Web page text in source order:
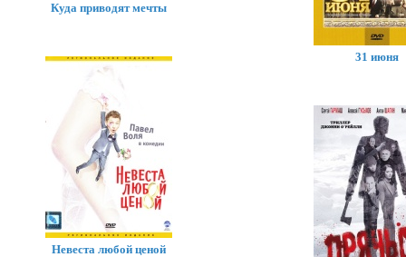
31 июня
Куда приводят мечты
Невеста любой ценой